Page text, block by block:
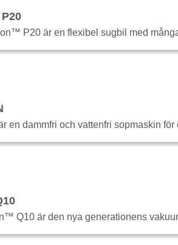
P20 är en flexibel sugbil med
en dammfri och vattenfri sopmaskin
Q10 är den nya generationens